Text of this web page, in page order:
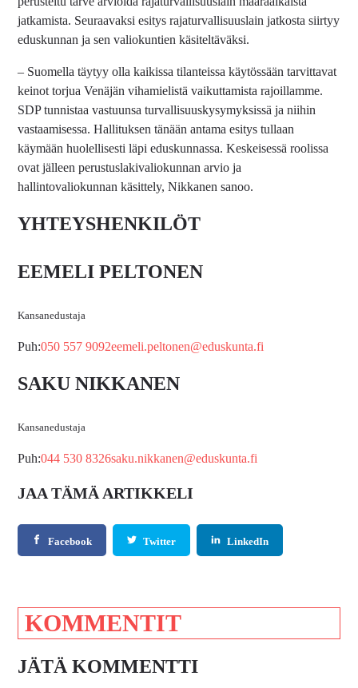
jatkamista. Seuraavaksi esitys rajaturvallisuuslain jatkosta siirtyy
eduskunnan ja sen valiokuntien käsiteltäväksi.
– Suomella täytyy olla kaikissa tilanteissa käytössään tarvittavat
keinot torjua Venäjän vihamielistä vaikuttamista rajoillamme.
SDP tunnistaa vastuunsa turvallisuuskysymyksissä ja niihin
vastaamisessa. Hallituksen tänään antama esitys tullaan
käymään huolellisesti läpi eduskunnassa. Keskeisessä roolissa
ovat jälleen perustuslakivaliokunnan arvio ja
hallintovaliokunnan käsittely, Nikkanen sanoo.
YHTEYSHENKILÖT
EEMELI PELTONEN
Kansanedustaja
Puh:050 557 9092eemeli.peltonen@eduskunta.fi
SAKU NIKKANEN
Kansanedustaja
Puh:044 530 8326saku.nikkanen@eduskunta.fi
JAA TÄMÄ ARTIKKELI
Facebook Twitter LinkedIn
KOMMENTIT
JÄTÄ KOMMENTTI